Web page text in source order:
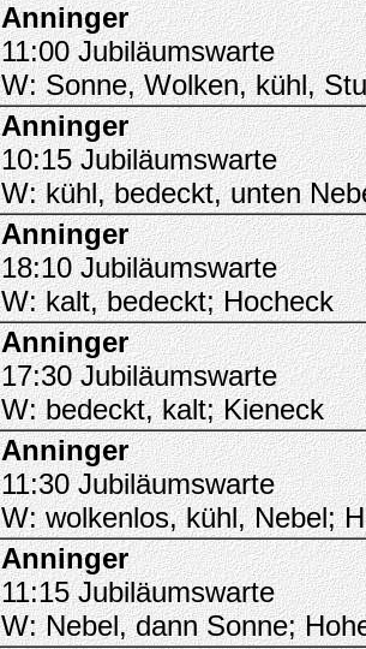
Anninger
11:00 Jubiläumswarte
W: Sonne, Wolken, kühl,
Anninger
10:15 Jubiläumswarte
W: kühl, bedeckt, unten
Anninger
18:10 Jubiläumswarte
W: kalt, bedeckt; Hocheck
Anninger
17:30 Jubiläumswarte
W: bedeckt, kalt; Kieneck
Anninger
11:30 Jubiläumswarte
W: wolkenlos, kühl, Nebel;
Anninger
11:15 Jubiläumswarte
W: Nebel, dann Sonne;